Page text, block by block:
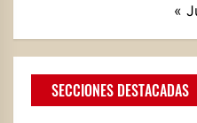
«
SECCIONES DESTACADAS